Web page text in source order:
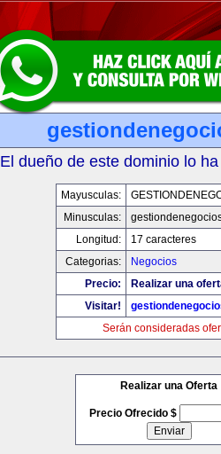
El dueño de este dominio lo
Mayusculas:
Minusculas:
Longitud:
17 caracteres
Categorias:
Negocios
Precio:
Realizar una
Visitar!
Serán consideradas
Realizar una Oferta
Precio Ofrecido $